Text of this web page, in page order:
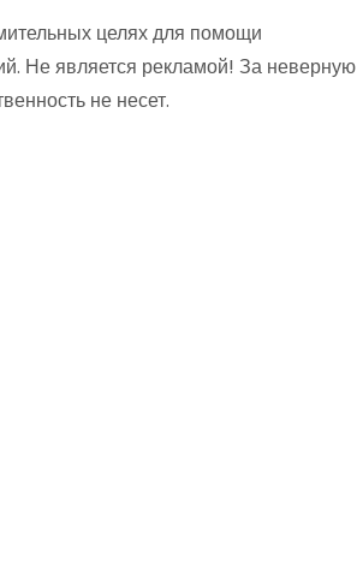
целях для помощи
Не является рекламой! За неверную
не несет.